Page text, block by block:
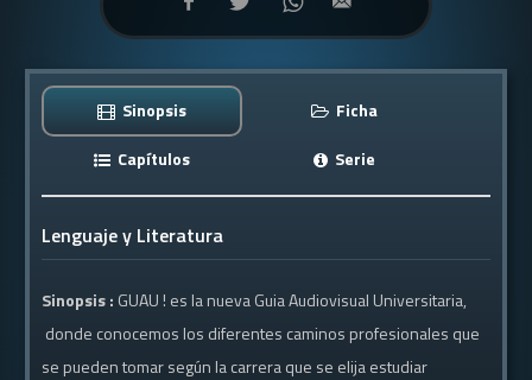
Sinopsis
Ficha
Capítulos
Serie
Lenguaje y Literatura
Sinopsis : GUAU ! es la nueva Guia Audiovisual Universitaria,
donde conocemos los diferentes caminos profesionales que
se pueden tomar según la carrera que se elija estudiar